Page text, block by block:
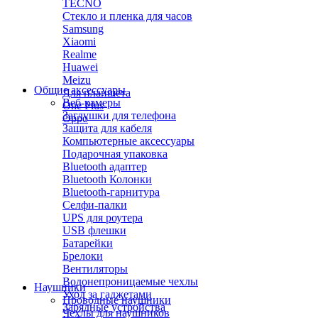
TECNO
Стекло и пленка для часов
Samsung
Xiaomi
Realme
Huawei
Meizu
Для планшета
One Plus
Oppo
Общие аксессуары
Веб-камеры
Заглушки для телефона
Защита для кабеля
Компьютерные аксессуары
Подарочная упаковка
Bluetooth адаптер
Bluetooth Колонки
Bluetooth-гарнитура
Селфи-палки
UPS для роутера
USB флешки
Батарейки
Брелоки
Вентиляторы
Водонепроницаемые чехлы
Уход за гаджетами
Зарядные устройства
Наушники
Проводные наушники
Чехлы для наушников